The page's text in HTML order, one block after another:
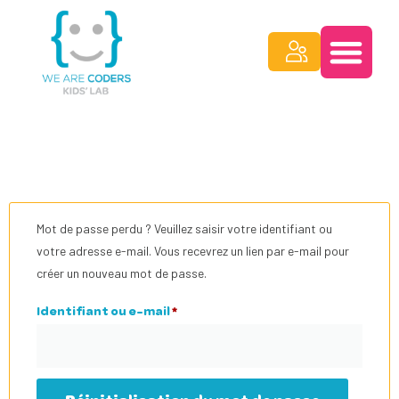
Mot de passe perdu ? Veuillez saisir votre identifiant ou
votre adresse e-mail. Vous recevrez un lien par e-mail pour
créer un nouveau mot de passe.
Identifiant ou e-mail*